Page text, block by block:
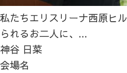
私たちエリスリーナ西原ヒ
られるお二人に、...
神谷 日菜
会場名